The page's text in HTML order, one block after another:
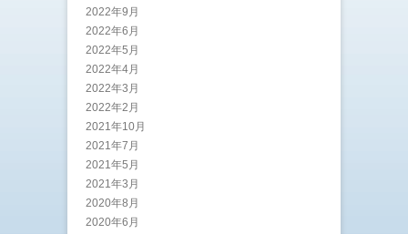
2022年9月
2022年6月
2022年5月
2022年4月
2022年3月
2022年2月
2021年10月
2021年7月
2021年5月
2021年3月
2020年8月
2020年6月